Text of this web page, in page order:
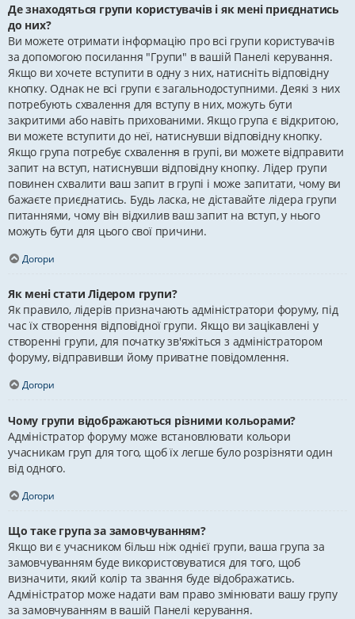
Де знаходяться групи користувачів і як мені приєднатись
до них?
Ви можете отримати інформацію про всі групи користувачів
за допомогою посилання "Групи" в вашій Панелі керування.
Якщо ви хочете вступити в одну з них, натисніть відповідну
кнопку. Однак не всі групи є загальнодоступними. Деякі з них
потребують схвалення для вступу в них, можуть бути
закритими або навіть прихованими. Якщо група є відкритою,
ви можете вступити до неї, натиснувши відповідну кнопку.
Якщо група потребує схвалення в групі, ви можете відправити
запит на вступ, натиснувши відповідну кнопку. Лідер групи
повинен схвалити ваш запит в групі і може запитати, чому ви
бажаєте приєднатись. Будь ласка, не діставайте лідера групи
питаннями, чому він відхилив ваш запит на вступ, у нього
можуть бути для цього свої причини.
Догори
Як мені стати Лідером групи?
Як правило, лідерів призначають адміністратори форуму, під
час їх створення відповідної групи. Якщо ви зацікавлені у
створенні групи, для початку зв'яжіться з адміністратором
форуму, відправивши йому приватне повідомлення.
Догори
Чому групи відображаються різними кольорами?
Адміністратор форуму може встановлювати кольори
учасникам груп для того, щоб їх легше було розрізняти один
від одного.
Догори
Що таке група за замовчуванням?
Якщо ви є учасником більш ніж однієї групи, ваша група за
замовчуванням буде використовуватися для того, щоб
визначити, який колір та звання буде відображатись.
Адміністратор може надати вам право змінювати вашу групу
за замовчуванням в вашій Панелі керування.